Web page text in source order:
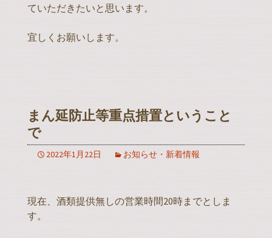
ていただきたいと思います。
宜しくお願いします。
まん延防止等重点措置ということ
で
2022年1月22日 お知らせ・新着情報
現在、酒類提供無しの営業時間20時までとしま
す。